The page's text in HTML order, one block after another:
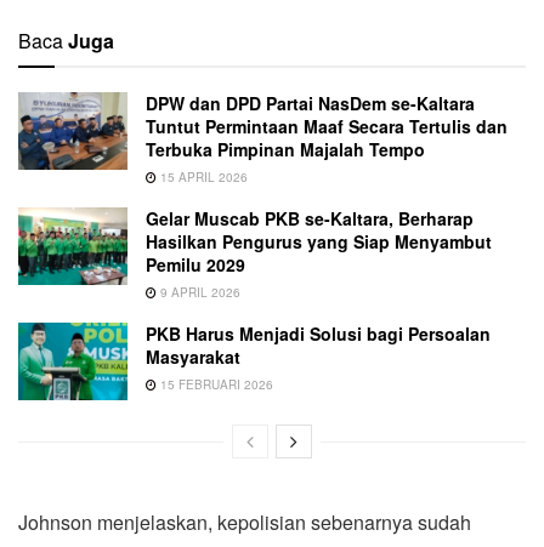
BacaJuga
DPW dan DPD Partai NasDem se-Kaltara
Tuntut Permintaan Maaf Secara Tertulis dan
Terbuka Pimpinan Majalah Tempo
15 APRIL 2026
Gelar Muscab PKB se-Kaltara, Berharap
Hasilkan Pengurus yang Siap Menyambut
Pemilu 2029
9 APRIL 2026
PKB Harus Menjadi Solusi bagi Persoalan
Masyarakat
15 FEBRUARI 2026
Johnson menjelaskan, kepolisian sebenarnya sudah